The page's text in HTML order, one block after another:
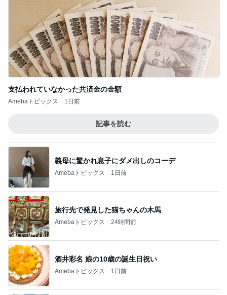
支払われていなかった共済金の金額
Amebaトピックス 1日前
記事を読む
義母に驚かれ息子にダメ出しのコーデ
Amebaトピックス 1日前
旅行先で発見した猫ちゃんの木馬
Amebaトピックス 24時間前
酒井彩名 娘の10歳の誕生日祝い
Amebaトピックス 1日前